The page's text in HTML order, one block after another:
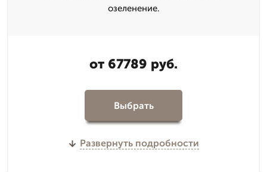
озеленение.
от 67789 руб.
Выбрать
Развернуть подробности